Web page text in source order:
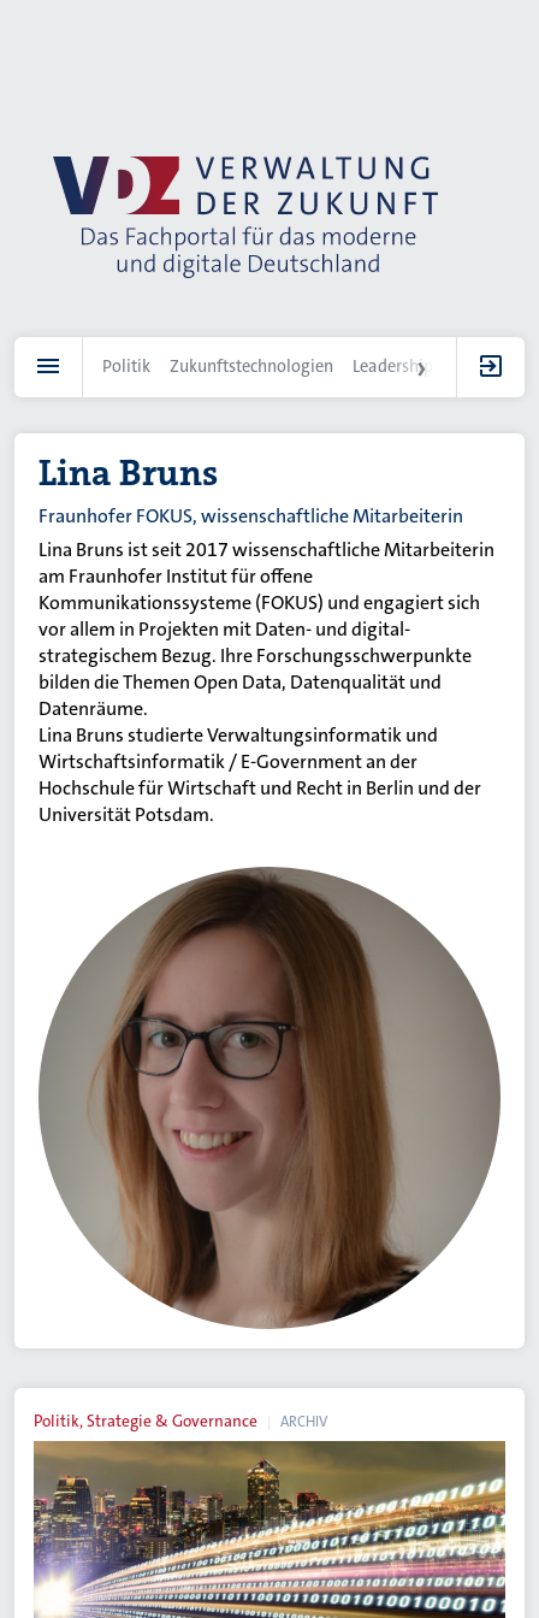
Politik Zukunftstechnologien Leadership IT-
Lina Bruns
Fraunhofer FOKUS, wissenschaftliche Mitarbeiterin
Lina Bruns ist seit 2017 wissenschaftliche Mitarbeiterin
am Fraunhofer Institut für offene
Kommunikationssysteme (FOKUS) und engagiert sich
vor allem in Projekten mit Daten- und digital-
strategischem Bezug. Ihre Forschungsschwerpunkte
bilden die Themen Open Data, Datenqualität und
Datenräume.
Lina Bruns studierte Verwaltungsinformatik und
Wirtschaftsinformatik / E-Government an der
Hochschule für Wirtschaft und Recht in Berlin und der
Universität Potsdam.
Politik, Strategie & Governance ARCHIV